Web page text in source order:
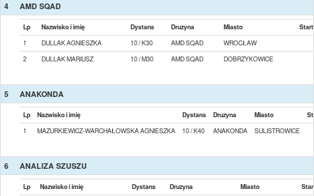
4 AMD SQAD
Lp Nazwisko i imię Dystans Druzyna Miasto
Start
1
DULLAK AGNIESZKA 10 / K30 AMD SQAD
WROCŁAW
2
DULLAK MARIUSZ 10 / M30 AMD SQAD DOBRZYKOWICE
5 ANAKONDA
Lp Nazwisko i imię Dystans Druzyna Miasto
1
MAZURKIEWICZ-WARCHAŁOWSKA AGNIESZKA 10 / K40 ANAKONDA SULISTROWICE
6 ANALIZA SZUSZU
Lp Nazwisko i imię Dystans Druzyna Miasto